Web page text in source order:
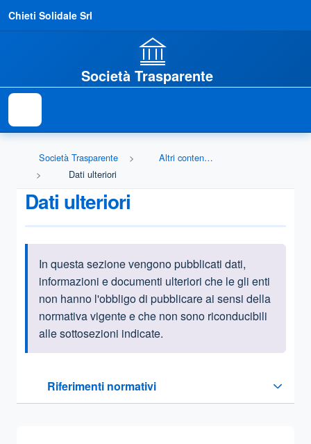
Chieti Solidale Srl
Società Trasparente
Società Trasparente
Altri contenuti - Dati ulteriori
Dati ulteriori
Dati ulteriori
Informazioni introduttive
In questa sezione vengono pubblicati dati,
informazioni e documenti ulteriori che le gli enti
non hanno l'obbligo di pubblicare ai sensi della
normativa vigente e che non sono riconducibili
alle sottosezioni indicate.
Riferimenti normativi
Sezione compressa